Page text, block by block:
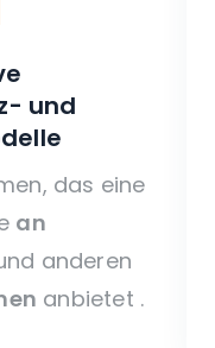
und
das eine
an
anderen
anbietet .